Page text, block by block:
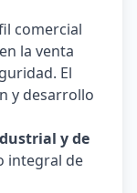
comercial
la venta
El
y desarrollo
y de
integral de